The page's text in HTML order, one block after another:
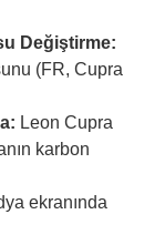
Değiştirme:
(FR, Cupra
Leon Cupra
karbon
ekranında